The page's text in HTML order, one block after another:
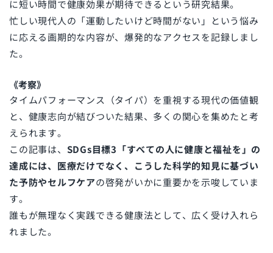
に短い時間で健康効果が期待できるという研究結果。
忙しい現代人の「運動したいけど時間がない」という悩み
に応える画期的な内容が、爆発的なアクセスを記録しまし
た。
《考察》
タイムパフォーマンス（タイパ）を重視する現代の価値観
と、健康志向が結びついた結果、多くの関心を集めたと考
えられます。
この記事は、 SDGs目標3「すべての人に健康と福祉を」の
達成には、医療だけでなく、こうした科学的知見に基づい
た予防やセルフケアの啓発がいかに重要かを示唆していま
す。
誰もが無理なく実践できる健康法として、広く受け入れら
れました。